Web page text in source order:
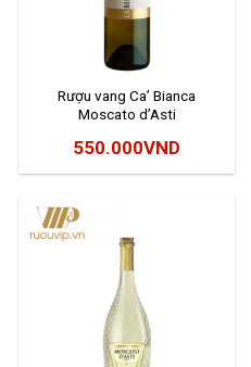
Rượu vang Ca’ Bianca
Moscato d’Asti
550.000VND